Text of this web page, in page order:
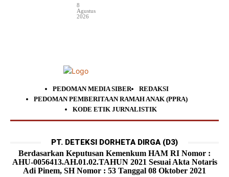
8
Agustus
2026
PEDOMAN MEDIA SIBER
REDAKSI
PEDOMAN PEMBERITAAN RAMAH ANAK (PPRA)
KODE ETIK JURNALISTIK
PT. DETEKSI DORHETA DIRGA (D3)
Berdasarkan Keputusan Kemenkum HAM RI Nomor :
AHU-0056413.AH.01.02.TAHUN 2021 Sesuai Akta Notaris
Adi Pinem, SH Nomor : 53 Tanggal 08 Oktober 2021